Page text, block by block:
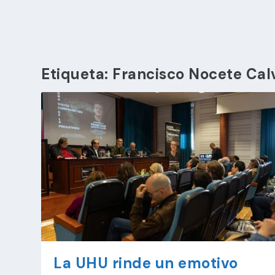
Etiqueta: Francisco Nocete
La UHU rinde un emotivo